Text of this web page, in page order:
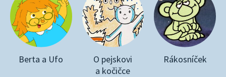
Berta a Ufo
O pejskovi
a kočičce
Rákosníček